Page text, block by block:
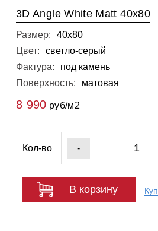
3D Angle White Matt 40x80
Размер:
40х80
Цвет:
светло-серый
Фактура:
под камень
Поверхность:
матовая
8 990 руб/м2
Кол-во -
В корзину